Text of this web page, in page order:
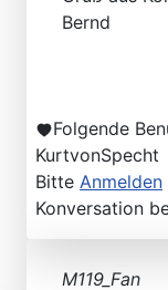
Bernd
Folgende
KurtvonSpecht
Bitte Anmelden
Konversation
M119_Fan